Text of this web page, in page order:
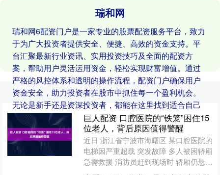
瑞和网
瑞和网6配资门户是一家专业的股票配资服务平台，致力
于为广大投资者提供安全、便捷、高效的资金支持。平
台汇聚最新行业资讯、实用投资技巧及全面的配资方
案，帮助用户灵活运用资金，轻松实现财富增值。通过
严格的风控体系和透明的操作流程，配资门户确保用户
资金安全，助力投资者在股市中抓住每一个盈利机会。
无论是新手还是资深投资者，都能在这里找到适合自己
的配资服务。
巨人配资 口腔医院的“铁笼”困住15
位老人，背后原因值得警醒
近日 浙江省宁波市海曙区 某口腔医院的
电梯因严重超载 突发故障 多人被困轿厢
急需救援 消防员赶到现场时 轿厢仍悬停
在2楼 消防员随即与电梯维保人员 合力